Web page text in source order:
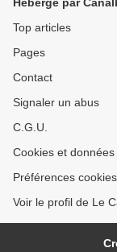
Top articles
Pages
Contact
Signaler un abus
C.G.U.
Cookies et
Préférences cookies
Voir le profil de Le